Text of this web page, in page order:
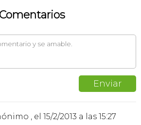
, el 15/2/2013 a las 15:27